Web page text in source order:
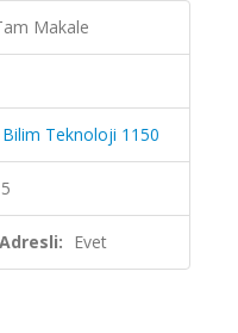
Makale
Teknoloji 1150
Evet